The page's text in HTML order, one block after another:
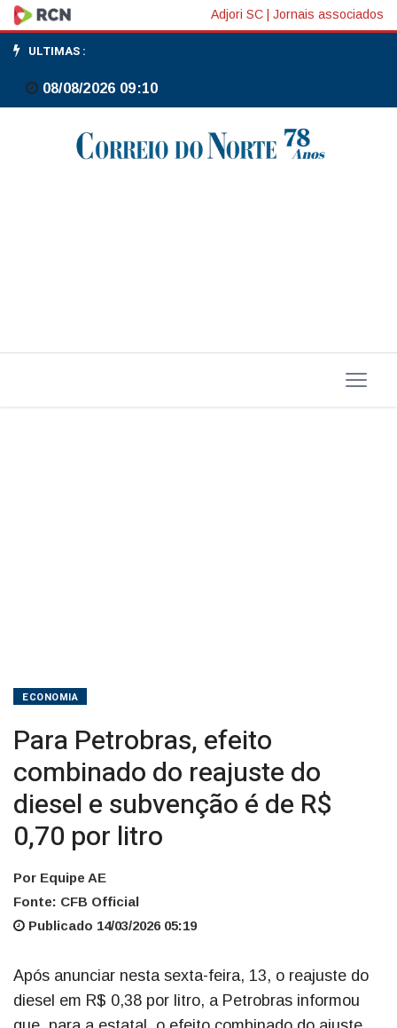
Para
Petrobras,
efeito
combinado
subvenção
Adjori SC Jornais associados
ULTIMAS :
08/08/2026 09:10
ECONOMIA
Para Petrobras, efeito
combinado do reajuste do
diesel e subvenção é de R$
0,70 por litro
Por Equipe AE
Fonte: CFB Official
Publicado 14/03/2026 05:19
Após anunciar nesta sexta-feira, 13, o reajuste do
diesel em R$ 0,38 por litro, a Petrobras informou